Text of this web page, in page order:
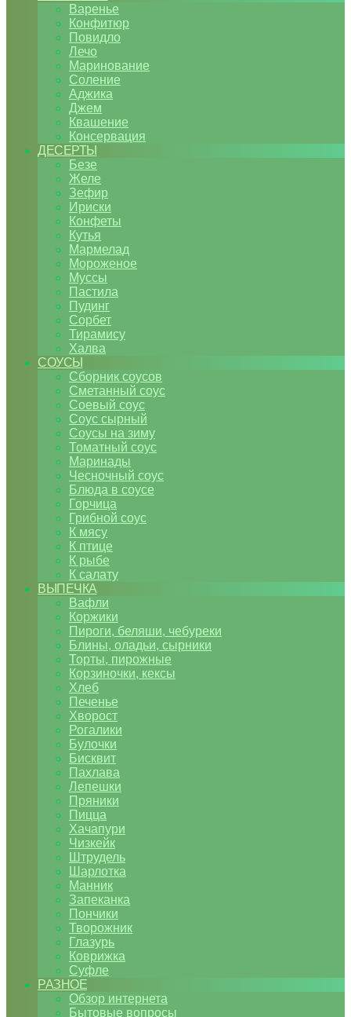
Варенье
Конфитюр
Повидло
Лечо
Маринование
Соление
Аджика
Джем
Квашение
Консервация
ДЕСЕРТЫ
Безе
Желе
Зефир
Ириски
Конфеты
Кутья
Мармелад
Мороженое
Муссы
Пастила
Пудинг
Сорбет
Тирамису
Халва
СОУСЫ
Сборник соусов
Сметанный соус
Соевый соус
Соус сырный
Соусы на зиму
Томатный соус
Маринады
Чесночный соус
Блюда в соусе
Горчица
Грибной соус
К мясу
К птице
К рыбе
К салату
ВЫПЕЧКА
Вафли
Коржики
Пироги, беляши, чебуреки
Блины, оладьи, сырники
Торты, пирожные
Корзиночки, кексы
Хлеб
Печенье
Хворост
Рогалики
Булочки
Бисквит
Пахлава
Лепешки
Пряники
Пицца
Хачапури
Чизкейк
Штрудель
Шарлотка
Манник
Запеканка
Пончики
Творожник
Глазурь
Коврижка
Суфле
РАЗНОЕ
Обзор интернета
Бытовые вопросы